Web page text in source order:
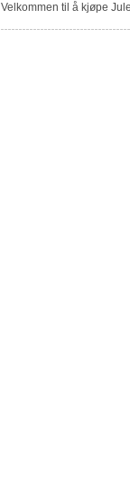
Velkommen til å kjøpe